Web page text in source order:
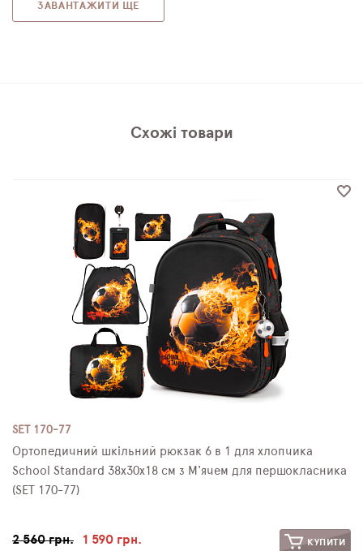
ЗАВАНТАЖИТИ ЩЕ
Схожі товари
SET 170-77
Ортопедичний шкільний рюкзак 6 в 1 для хлопчика
School Standard 38х30х18 см з М'ячем для першокласника
(SET 170-77)
2 560 грн. 1 590 грн. КУПИТИ